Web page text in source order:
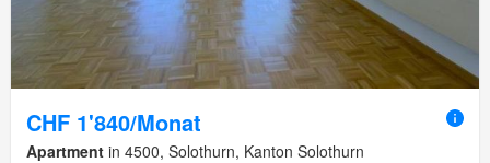
CHF 1'840/Monat
Apartment in 4500, Solothurn, Kanton Solothurn